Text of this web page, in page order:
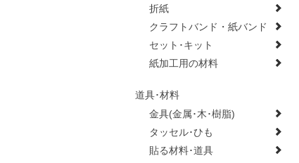
折紙
クラフトバンド・紙バンド
セット･キット
紙加工用の材料
道具･材料
金具(金属･木･樹脂)
タッセル･ひも
貼る材料･道具